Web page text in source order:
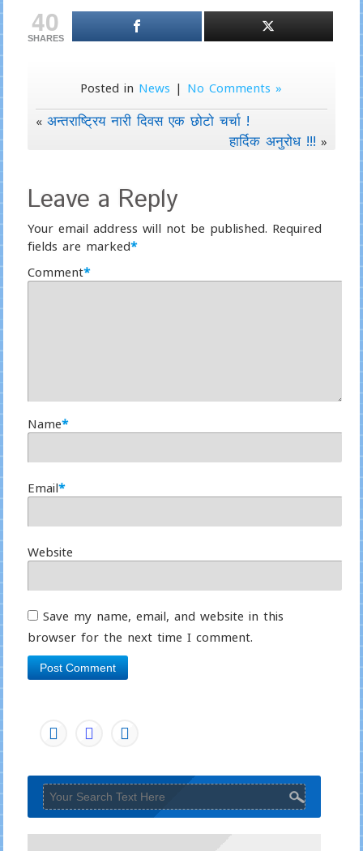
40
SHARES
Posted in News | No Comments »
« अन्तराष्ट्रिय नारी दिवस एक छोटो चर्चा !
हार्दिक अनुरोध !!! »
Leave a Reply
Your email address will not be published. Required
fields are marked*
Comment*
Name*
Email*
Website
Save my name, email, and website in this
browser for the next time I comment.